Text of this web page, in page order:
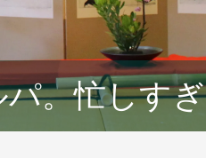
。忙しす